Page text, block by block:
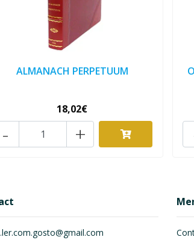
ALMANACH PERPETUUM
18,02€
+
-